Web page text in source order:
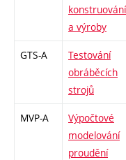
konstruování
a výroby
GTS-A
Testování
obráběcích
strojů
MVP-A
Výpočtové
modelování
proudění